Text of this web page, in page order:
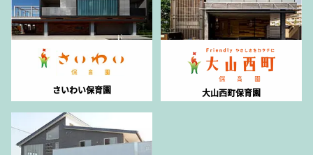
さいわい保育園 大山西町保育園